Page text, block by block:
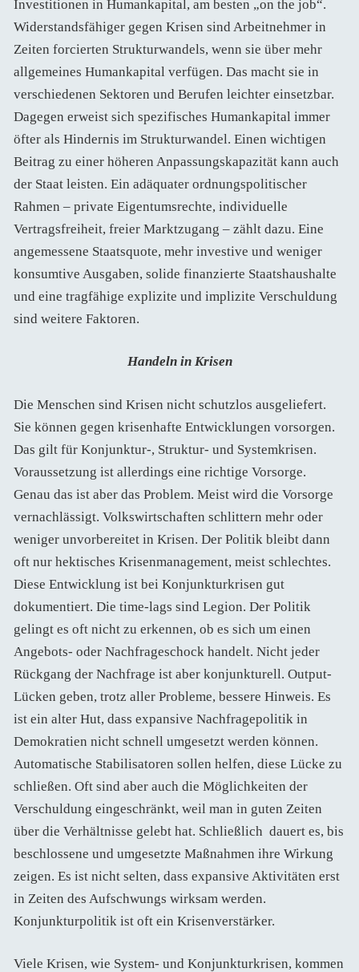
Investitionen in Humankapital, am besten „on the job“.
Widerstandsfähiger gegen Krisen sind Arbeitnehmer in
Zeiten forcierten Strukturwandels, wenn sie über mehr
allgemeines Humankapital verfügen. Das macht sie in
verschiedenen Sektoren und Berufen leichter einsetzbar.
Dagegen erweist sich spezifisches Humankapital immer
öfter als Hindernis im Strukturwandel. Einen wichtigen
Beitrag zu einer höheren Anpassungskapazität kann auch
der Staat leisten. Ein adäquater ordnungspolitischer
Rahmen – private Eigentumsrechte, individuelle
Vertragsfreiheit, freier Marktzugang – zählt dazu. Eine
angemessene Staatsquote, mehr investive und weniger
konsumtive Ausgaben, solide finanzierte Staatshaushalte
und eine tragfähige explizite und implizite Verschuldung
sind weitere Faktoren.
Handeln in Krisen
Die Menschen sind Krisen nicht schutzlos ausgeliefert.
Sie können gegen krisenhafte Entwicklungen vorsorgen.
Das gilt für Konjunktur-, Struktur- und Systemkrisen.
Voraussetzung ist allerdings eine richtige Vorsorge.
Genau das ist aber das Problem. Meist wird die Vorsorge
vernachlässigt. Volkswirtschaften schlittern mehr oder
weniger unvorbereitet in Krisen. Der Politik bleibt dann
oft nur hektisches Krisenmanagement, meist schlechtes.
Diese Entwicklung ist bei Konjunkturkrisen gut
dokumentiert. Die time-lags sind Legion. Der Politik
gelingt es oft nicht zu erkennen, ob es sich um einen
Angebots- oder Nachfrageschock handelt. Nicht jeder
Rückgang der Nachfrage ist aber konjunkturell. Output-
Lücken geben, trotz aller Probleme, bessere Hinweis. Es
ist ein alter Hut, dass expansive Nachfragepolitik in
Demokratien nicht schnell umgesetzt werden können.
Automatische Stabilisatoren sollen helfen, diese Lücke zu
schließen. Oft sind aber auch die Möglichkeiten der
Verschuldung eingeschränkt, weil man in guten Zeiten
über die Verhältnisse gelebt hat. Schließlich dauert es, bis
beschlossene und umgesetzte Maßnahmen ihre Wirkung
zeigen. Es ist nicht selten, dass expansive Aktivitäten erst
in Zeiten des Aufschwungs wirksam werden.
Konjunkturpolitik ist oft ein Krisenverstärker.
Viele Krisen, wie System- und Konjunkturkrisen, kommen